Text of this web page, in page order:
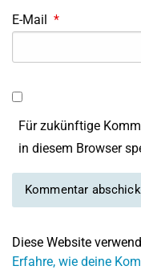
E-Mail *
Für zukünftige
in diesem Browser
Diese Website
Erfahre, wie deine